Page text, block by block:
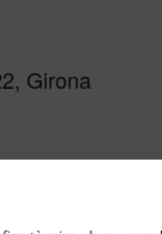
Girona